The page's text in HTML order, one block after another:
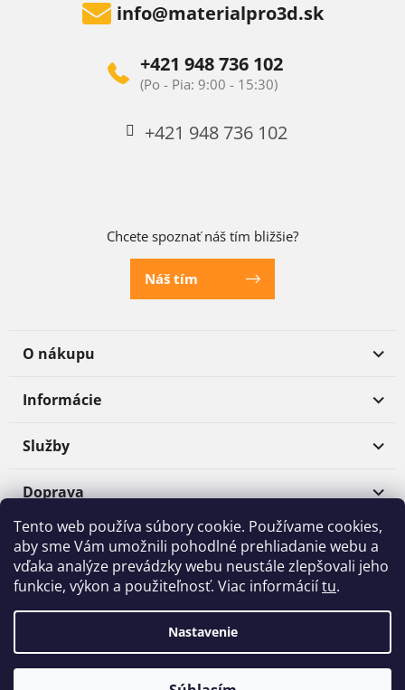
Tento web používa súbory cookie. Používame cookies,
aby sme Vám umožnili pohodlné prehliadanie webu a
vďaka analýze prevádzky webu neustále zlepšovali jeho
funkcie, výkon a použiteľnosť. Viac informáciítu.
Nastavenie
info@materialpro3d.sk
+421 948 736 102
+421 948 736 102
Chcete spoznať náš tím bližšie?
Náš tím
O nákupu
Informácie
Služby
Doprava
Platba
mime digital
Materialpro3D.sk